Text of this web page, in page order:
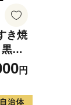
き焼
毛
き焼
ブ
期便
円